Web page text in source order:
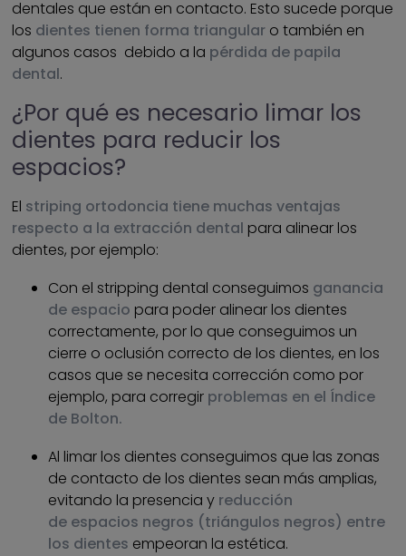
dentales que están en contacto. Esto sucede porque
los dientes tienen forma triangular o también en
algunos casos debido a la pérdida de papila
dental.
¿Por qué es necesario limar los
dientes para reducir los
espacios?
El striping ortodoncia tiene muchas ventajas
respecto a la extracción dental para alinear los
dientes, por ejemplo:
Con el stripping dental conseguimos ganancia
de espacio para poder alinear los dientes
correctamente, por lo que conseguimos un
cierre o oclusión correcto de los dientes, en los
casos que se necesita corrección como por
ejemplo, para corregir problemas en el Índice
de Bolton.
Al limar los dientes conseguimos que las zonas
de contacto de los dientes sean más amplias,
evitando la presencia y reducción
de espacios negros (triángulos negros) entre
los dientes empeoran la estética.